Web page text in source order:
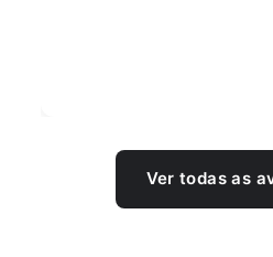
Ver todas as